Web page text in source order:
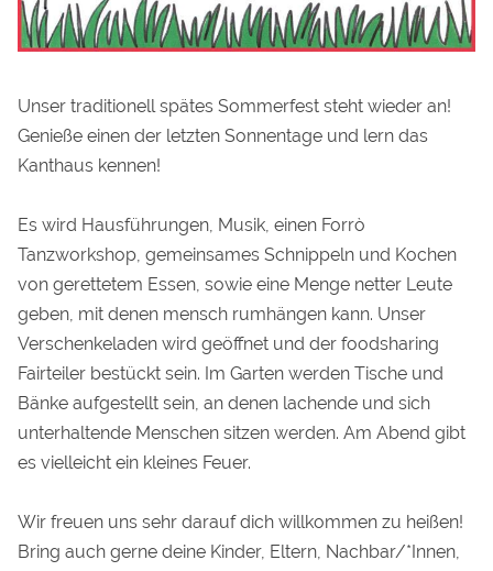
Unser traditionell spätes Sommerfest steht wieder an!
Genieße einen der letzten Sonnentage und lern das
Kanthaus kennen!
Es wird Hausführungen, Musik, einen Forrò
Tanzworkshop, gemeinsames Schnippeln und Kochen
von gerettetem Essen, sowie eine Menge netter Leute
geben, mit denen mensch rumhängen kann. Unser
Verschenkeladen wird geöffnet und der foodsharing
Fairteiler bestückt sein. Im Garten werden Tische und
Bänke aufgestellt sein, an denen lachende und sich
unterhaltende Menschen sitzen werden. Am Abend gibt
es vielleicht ein kleines Feuer.
Wir freuen uns sehr darauf dich willkommen zu heißen!
Bring auch gerne deine Kinder, Eltern, Nachbar/*Innen,